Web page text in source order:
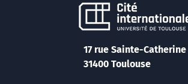
17 rue Sainte-Catherine
31400 Toulouse